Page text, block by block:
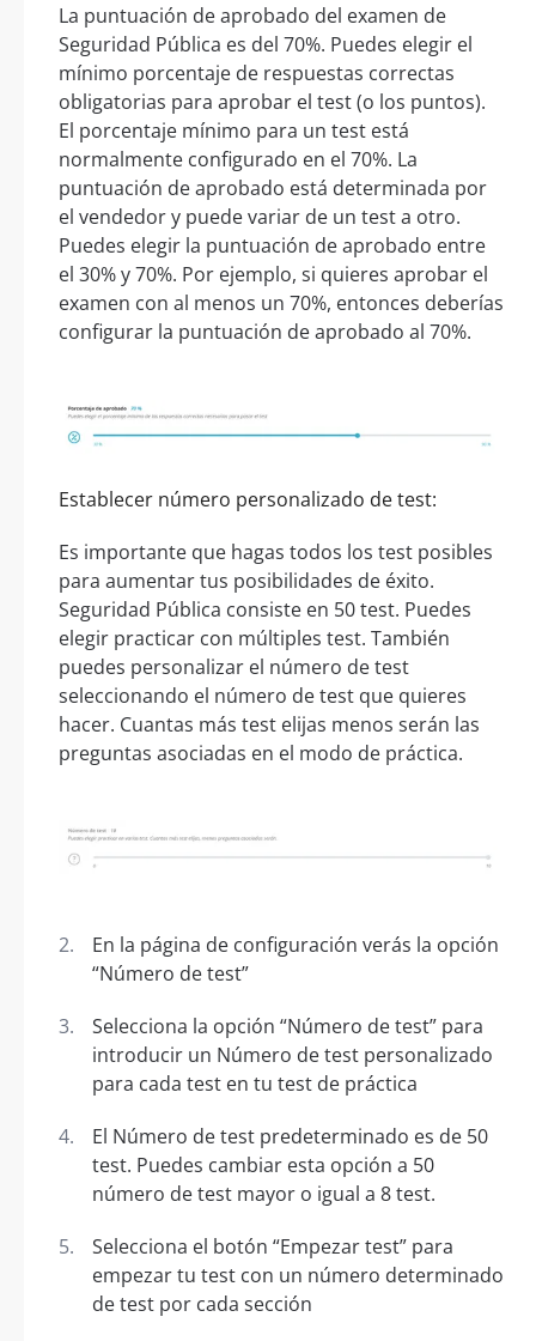
La puntuación de aprobado del examen de
Seguridad Pública es del 70%. Puedes elegir el
mínimo porcentaje de respuestas correctas
obligatorias para aprobar el test (o los puntos).
El porcentaje mínimo para un test está
normalmente configurado en el 70%. La
puntuación de aprobado está determinada por
el vendedor y puede variar de un test a otro.
Puedes elegir la puntuación de aprobado entre
el 30% y 70%. Por ejemplo, si quieres aprobar el
examen con al menos un 70%, entonces deberías
configurar la puntuación de aprobado al 70%.
Establecer número personalizado de test:
Es importante que hagas todos los test posibles
para aumentar tus posibilidades de éxito.
Seguridad Pública consiste en 50 test. Puedes
elegir practicar con múltiples test. También
puedes personalizar el número de test
seleccionando el número de test que quieres
hacer. Cuantas más test elijas menos serán las
preguntas asociadas en el modo de práctica.
En la página de configuración verás la opción
“Número de test”
Selecciona la opción “Número de test” para
introducir un Número de test personalizado
para cada test en tu test de práctica
El Número de test predeterminado es de 50
test. Puedes cambiar esta opción a 50
número de test mayor o igual a 8 test.
Selecciona el botón “Empezar test” para
empezar tu test con un número determinado
de test por cada sección